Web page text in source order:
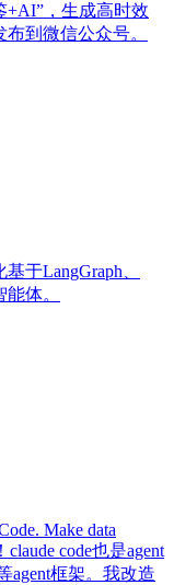
+AI”，生成高时效
到微信公众号。
于LangGraph、
体。
Make data
claude code也是agent
agent框架。我改造